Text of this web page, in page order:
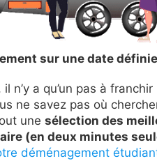
sur une date définie
n’y a qu’un pas à franchir
ne savez pas où
une sélection des
(en deux minutes
déménagement